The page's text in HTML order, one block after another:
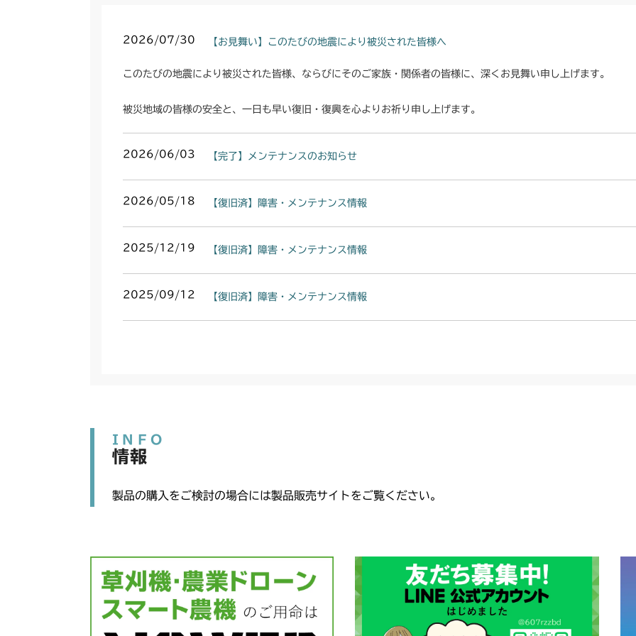
2026/07/30 【お見舞い】このたびの地震により被災された皆様へ
このたびの地震により被災された皆様、ならびにそのご家族・関係者の皆様に、深くお見舞い申し上げます。
被災地域の皆様の安全と、一日も早い復旧・復興を心よりお祈り申し上げます。
2026/06/03 【完了】メンテナンスのお知らせ
2026/05/18 【復旧済】障害・メンテナンス情報
2025/12/19 【復旧済】障害・メンテナンス情報
2025/09/12 【復旧済】障害・メンテナンス情報
INFO
情報
製品の購入をご検討の場合には製品販売サイトをご覧ください。